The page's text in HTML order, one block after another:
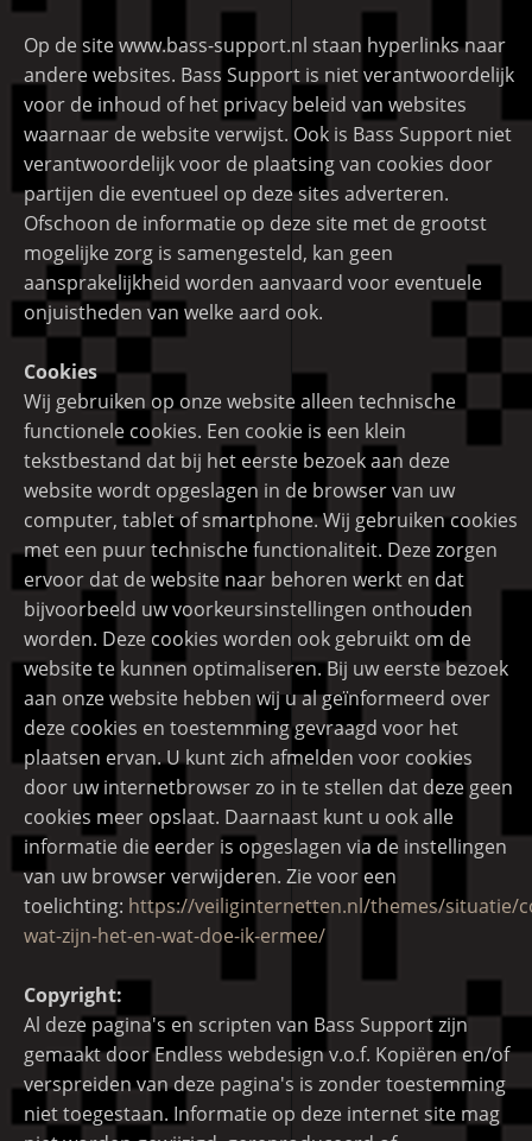
Op de site www.bass-support.nl staan hyperlinks naar
andere websites. Bass Support is niet verantwoordelijk
voor de inhoud of het privacy beleid van websites
waarnaar de website verwijst. Ook is Bass Support niet
verantwoordelijk voor de plaatsing van cookies door
partijen die eventueel op deze sites adverteren.
Ofschoon de informatie op deze site met de grootst
mogelijke zorg is samengesteld, kan geen
aansprakelijkheid worden aanvaard voor eventuele
onjuistheden van welke aard ook.
Cookies
Wij gebruiken op onze website alleen technische
functionele cookies. Een cookie is een klein
tekstbestand dat bij het eerste bezoek aan deze
website wordt opgeslagen in de browser van uw
computer, tablet of smartphone. Wij gebruiken cookies
met een puur technische functionaliteit. Deze zorgen
ervoor dat de website naar behoren werkt en dat
bijvoorbeeld uw voorkeursinstellingen onthouden
worden. Deze cookies worden ook gebruikt om de
website te kunnen optimaliseren. Bij uw eerste bezoek
aan onze website hebben wij u al geïnformeerd over
deze cookies en toestemming gevraagd voor het
plaatsen ervan. U kunt zich afmelden voor cookies
door uw internetbrowser zo in te stellen dat deze geen
cookies meer opslaat. Daarnaast kunt u ook alle
informatie die eerder is opgeslagen via de instellingen
van uw browser verwijderen. Zie voor een
toelichting: https://veiliginternetten.nl/themes/situatie/
wat-zijn-het-en-wat-doe-ik-ermee/
Copyright:
Al deze pagina's en scripten van Bass Support zijn
gemaakt door Endless webdesign v.o.f. Kopiëren en/of
verspreiden van deze pagina's is zonder toestemming
niet toegestaan. Informatie op deze internet site mag